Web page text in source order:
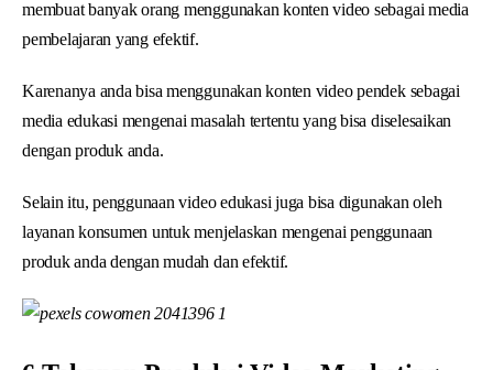
membuat banyak orang menggunakan konten video sebagai media
pembelajaran yang efektif.
Karenanya anda bisa menggunakan konten video pendek sebagai
media edukasi mengenai masalah tertentu yang bisa diselesaikan
dengan produk anda.
Selain itu, penggunaan video edukasi juga bisa digunakan oleh
layanan konsumen untuk menjelaskan mengenai penggunaan
produk anda dengan mudah dan efektif.